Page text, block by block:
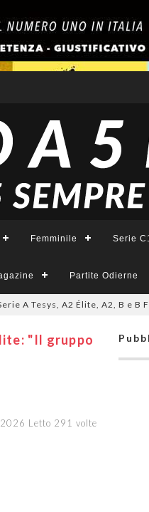
Femminile Serie
Partite Odierne
A2 Élite, A2, B e B
"Il gruppo
Letto 291 volte